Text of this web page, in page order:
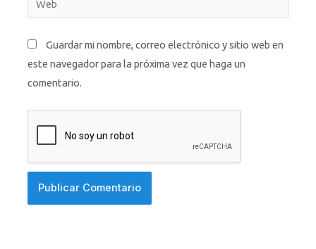
Guardar mi nombre, correo electrónico y sitio web en
este navegador para la próxima vez que haga un
comentario.